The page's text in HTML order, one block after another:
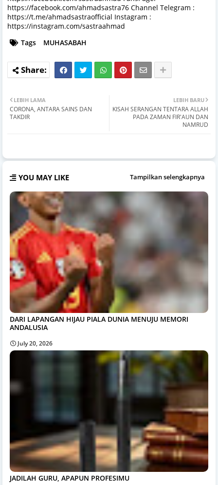
https://facebook.com/ahmadsastra76 Channel Telegram :
https://t.me/ahmadsastraofficial Instagram :
https://instagram.com/sastraahmad
Tags
MUHASABAH
LEBIH BARU
KISAH SERANGAN TENTARA ALLAH
PADA ZAMAN FIR'AUN DAN
NAMRUD
LEBIH LAMA
CORONA, ANTARA SAINS DAN
TAKDIR
YOU MAY LIKE Tampilkan selengkapnya
DARI LAPANGAN HIJAU PIALA DUNIA MENUJU MEMORI
ANDALUSIA
July 20, 2026
JADILAH GURU, APAPUN PROFESIMU